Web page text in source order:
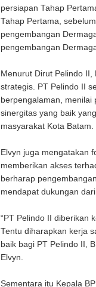
persiapan Tahap
Tahap Pertama,
pengembangan
pengembangan
Menurut Dirut Pelindo
strategis. PT Pelindo II
berpengalaman, menilai
sinergitas yang baik
masyarakat Kota Batam.
Elvyn juga mengatakan
memberikan akses
berharap
mendapat dukungan
“PT Pelindo II diberikan
Tentu diharapkan kerja
baik bagi PT Pelindo II,
Elvyn.
Sementara itu Kepala